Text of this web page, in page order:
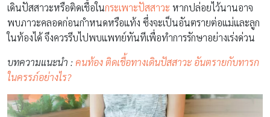
เดินปัสสาวะหรือติดเชื้อในกระเพาะปัสสาวะ หากปล่อยไว้นานอาจ
พบภาวะคลอดก่อนกำหนดหรือแท้ง ซึ่งจะเป็นอันตรายต่อแม่และลูก
ในท้องได้ จึงควรรีบไปพบแพทย์ทันทีเพื่อทำการรักษาอย่างเร่งด่วน
บทความแนะนำ : คนท้อง ติดเชื้อทางเดินปัสสาวะ อันตรายกับทารก
ในครรภ์อย่างไร?